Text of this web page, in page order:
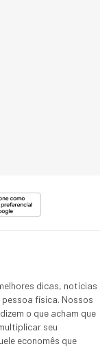
dicas, notícias
física. Nossos
o que acham que
seu
economês que